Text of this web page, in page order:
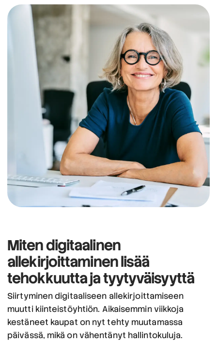
Miten digitaalinen
allekirjoittaminen lisää
tehokkuuttajatyytyväisyyttä
Siirtyminen digitaaliseen allekirjoittamiseen
muutti kiinteistöyhtiön. Aikaisemmin viikkoja
kestäneet kaupat on nyt tehty muutamassa
päivässä, mikä on vähentänyt hallintokuluja.